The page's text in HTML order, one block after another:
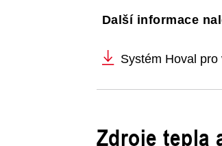
Další informace
Systém Hoval
Zdroje tepla